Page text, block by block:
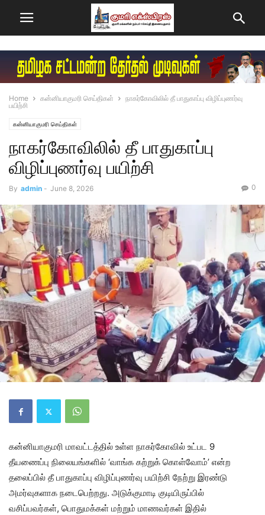
Home கன்னியாகுமரி செய்திகள்
நாகர்கோவிலில் தீ பாதுகாப்பு விழிப்புணர்வு
பயிற்சி
கன்னியாகுமரி செய்திகள்
நாகர்கோவிலில் தீ பாதுகாப்பு
விழிப்புணர்வு பயிற்சி
By admin - June 8, 2026 0
கன்னியாகுமரி மாவட்டத்தில் உள்ள நாகர்கோவில் உட்பட 9
தீயணைப்பு நிலையங்களில் ‘வாங்க கற்றுக் கொள்வோம்’ என்ற
தலைப்பில் தீ பாதுகாப்பு விழிப்புணர்வு பயிற்சி நேற்று இரண்டு
அமர்வுகளாக நடைபெற்றது. அடுக்குமாடி குடியிருப்பில்
வசிப்பவர்கள், பொதுமக்கள் மற்றும் மாணவர்கள் இதில்